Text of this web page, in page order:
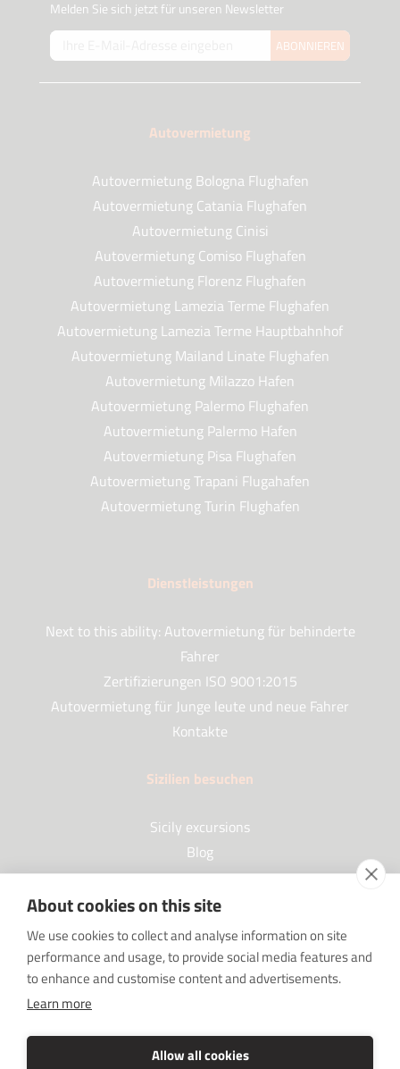
About cookies on this site
We use cookies to collect and analyse information on site
performance and usage, to provide social media features and
to enhance and customise content and advertisements.
Learn more
Allow all cookies
Melden Sie sich jetzt für unseren Newsletter
ABONNIEREN
Autovermietung
Autovermietung Bologna Flughafen
Autovermietung Catania Flughafen
Autovermietung Cinisi
Autovermietung Comiso Flughafen
Autovermietung Florenz Flughafen
Autovermietung Lamezia Terme Flughafen
Autovermietung Lamezia Terme Hauptbahnhof
Autovermietung Mailand Linate Flughafen
Autovermietung Milazzo Hafen
Autovermietung Palermo Flughafen
Autovermietung Palermo Hafen
Autovermietung Pisa Flughafen
Autovermietung Trapani Flugahafen
Autovermietung Turin Flughafen
Dienstleistungen
Next to this ability: Autovermietung für behinderte
Fahrer
Zertifizierungen ISO 9001:2015
Autovermietung für Junge leute und neue Fahrer
Kontakte
Sizilien besuchen
Sicily excursions
Blog
Partner
Our Partners
SRC sostiene Imprenditore non sei solo